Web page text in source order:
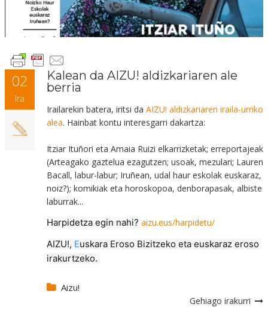
02
Ira
Kalean da AIZU! aldizkariaren ale
berria
Irailarekin batera, iritsi da AIZU! aldizkariaren iraila-urriko
alea. Hainbat kontu interesgarri dakartza:
Itziar Ituñori eta Amaia Ruizi elkarrizketak; erreportajeak
(Arteagako gaztelua ezagutzen; usoak, mezulari; Lauren
Bacall, labur-labur; Iruñean, udal haur eskolak euskaraz,
noiz?); komikiak eta horoskopoa, denborapasak, albiste
laburrak...
Harpidetza egin nahi? aizu.eus/harpidetu/
AIZU!, Euskara Eroso Bizitzeko eta euskaraz eroso
irakurtzeko.
Aizu!
Gehiago irakurri